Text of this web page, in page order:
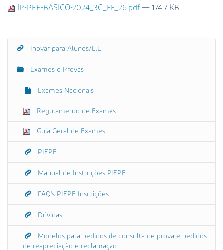
v
ç
IP-PEF-BASICO-2024_3C_EF_26.pdf — 174.7 KB
N
Inovar para Alunos/E.E.
Exames e Provas
Exames Nacionais
Regulamento de Exames
Guia Geral de Exames
PIEPE
Manual de Instruções PIEPE
FAQ's PIEPE Inscrições
Dúvidas
Modelos para pedidos de consulta de prova e pedidos
de reapreciação e reclamação